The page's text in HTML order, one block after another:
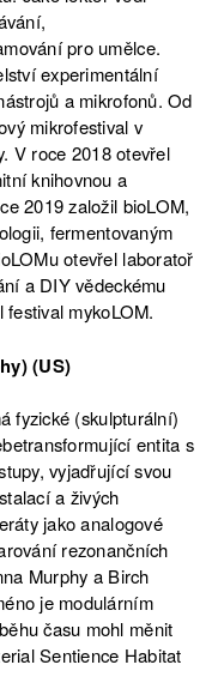
pro umělce.
experimentální
a mikrofonů. Od
mikrofestival v
V roce 2018 otevřel
knihovnou a
2019 založil bioLOM,
fermentovaným
otevřel laboratoř
a DIY vědeckému
mykoLOM.
(US)
fyzické (skulpturální)
entita s
vyjadřující svou
a živých
jako analogové
rezonančních
Murphy a Birch
je modulárním
času mohl měnit
Sentience Habitat